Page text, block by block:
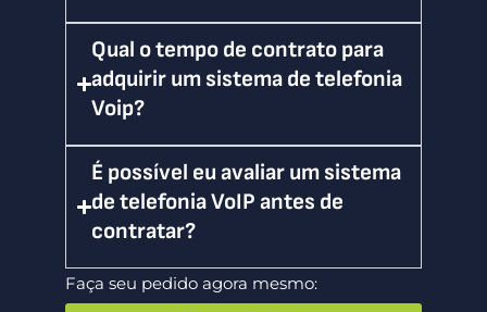
Qual o tempo de contrato para
adquirir um sistema de telefonia
Voip?
É possível eu avaliar um sistema
de telefonia VoIP antes de
contratar?
Faça seu pedido agora mesmo: